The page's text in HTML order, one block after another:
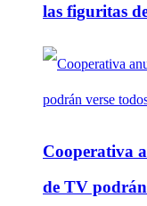
las figuritas
Cooperativa
de TV